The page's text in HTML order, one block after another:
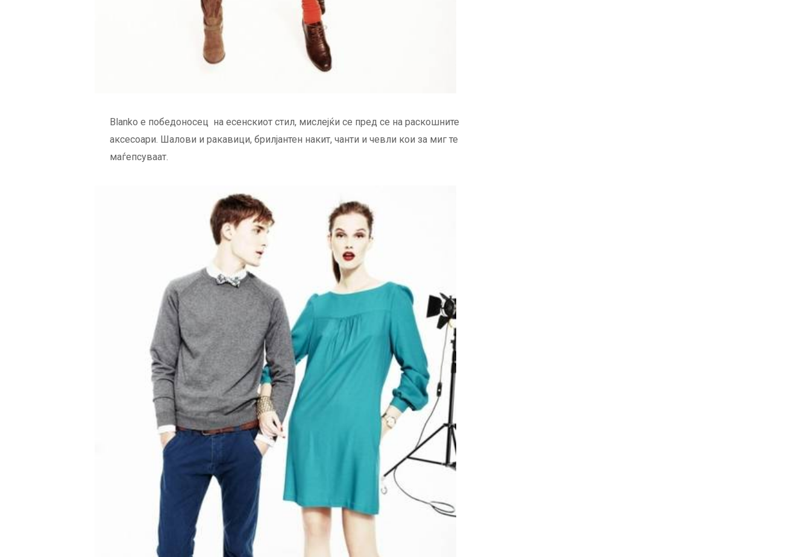
Blanko е победоносец на есенскиот стил, мислејќи се пред се на раскошните
аксесоари. Шалови и ракавици, брилјантен накит, чанти и чевли кои за миг те
маѓепсуваат.